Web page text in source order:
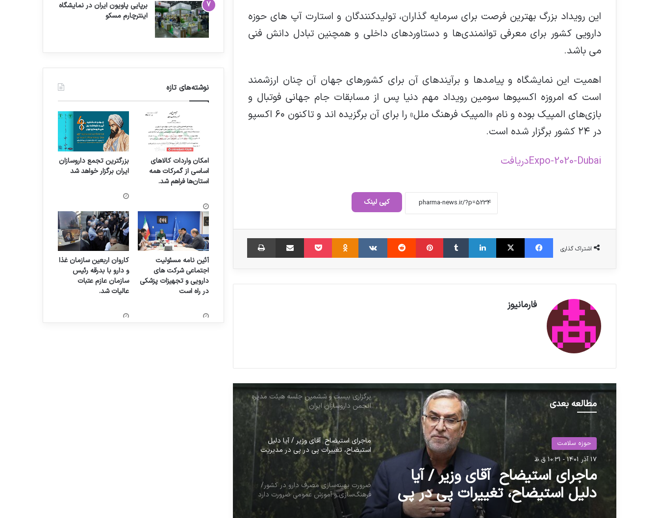
این رویداد بزرگ بهترین فرصت برای سرمایه گذاران، تولیدکنندگان و استارت آپ های حوزه
دارویی کشور برای معرفی توانمندی‌ها و دستاوردهای داخلی و همچنین تبادل دانش فنی
می باشد.
اهمیت این نمایشگاه و پیامدها و برآیندهای آن برای کشورهای جهان آن چنان ارزشمند
است که امروزه اکسپوها سومین رویداد مهم دنیا پس از مسابقات جام جهانی فوتبال و
بازی‌های المپیک بوده و نام «المپیک فرهنگ ملل» را برای آن برگزیده اند و تاکنون ٦٠ اکسپو
در ٢٤ کشور برگزار شده است.
Expo-2020-Dubaiدریافت
کپی لینک
اشتراک گذاری
فیس بوک X لینکدین ‫تامبلر ‫پین‌ترست ‫رددیت ‫VKontakte
‫Odnoklassniki پاکت اشتراک گذاری از طریق ایمیل
فارمانیوز
مطالعه بعدی
حوزه سلامت
17 آذر 1401 - 10:31 ق.ظ
ماجرای استیضاح آقای وزیر / آیا
دلیل استیضاح، تغییرات پی در پی
در مدیریت سازمان غذا و دارو
استیضاح، تغییرات پی در پی در مدیریت
سازمان غذا و دارو است؟
ضرورت بهینه‌سازی مصرف دارو در کشور/
فرهنگ‌سازی و آموزش عمومی ضرورت دارد
خونی مفید است
برگزاری بیست و ششمین جلسه هیئت مدیره
انجمن داروسازان ایران
ماجرای استیضاح آقای وزیر / آیا دلیل
استیضاح، تغییرات پی در پی در مدیریت
سازمان غذا و دارو است؟
ضرورت بهینه‌سازی مصرف دارو در کشور/
فرهنگ‌سازی و آموزش عمومی ضرورت دارد
برپایی پاویون ایران در نمایشگاه
اینترچارم مسکو
نوشته‌های تازه
امکان واردات کالاهای
اساسی از گمرکات همه
استان‌ها فراهم شد.
بزرگترین تجمع داروسازان
ایران برگزار خواهد شد
آئین نامه مسئولیت
اجتماعی شرکت های
دارویی و تجهیزات پزشکی
در راه است
کاروان اربعین سازمان غذا
و دارو با بدرقه رئیس
سازمان عازم عتبات
عالیات شد.